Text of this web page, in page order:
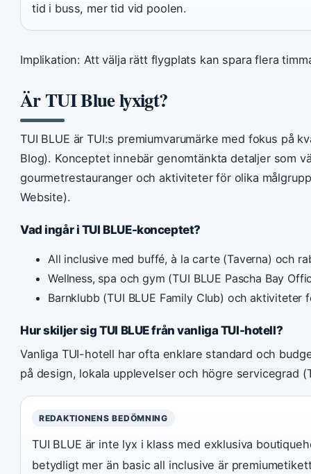
tid i buss, mer tid vid poolen.
Implikation: Att välja rätt flygplats kan spara flera
Är TUI Blue lyxigt?
TUI BLUE är TUI:s premiumvarumärke med fokus på
Blog). Konceptet innebär genomtänkta detaljer som
gourmetrestauranger och aktiviteter för olika
Website).
Vad ingår i TUI BLUE-konceptet?
All inclusive med buffé, à la carte (Taverna) och
Wellness, spa och gym (TUI BLUE Pascha Bay
Barnklubb (TUI BLUE Family Club) och aktiviteter
Hur skiljer sig TUI BLUE från vanliga TUI-hotell?
Vanliga TUI-hotell har ofta enklare standard och
på design, lokala upplevelser och högre servicegrad
REDAKTIONENS BEDÖMNING
TUI BLUE är inte lyx i klass med exklusiva
betydligt mer än basic all inclusive är